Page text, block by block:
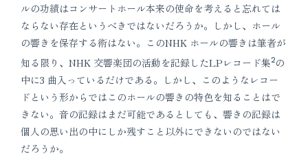
ルの功績はコンサートホール本来の使命を考えると忘れては
ならない存在というべきではないだろうか。しかし、ホール
の響きを保存する術はない。このNHK ホールの響きは筆者が
知る限り、NHK 交響楽団の活動を記録したLPレコード集2の
中に3 曲入っているだけである。しかし、このようなレコー
ドという形からではこのホールの響きの特色を知ることはで
きない。音の記録はまだ可能であるとしても、響きの記録は
個人の思い出の中にしか残すこと以外にできないのではない
だろうか。